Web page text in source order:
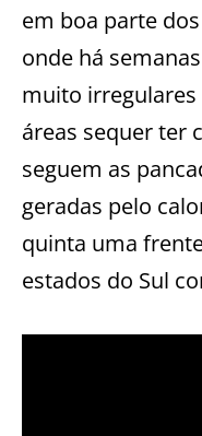
em boa parte
onde há
muito
áreas sequer ter
seguem as
geradas pelo
quinta uma
estados do Sul